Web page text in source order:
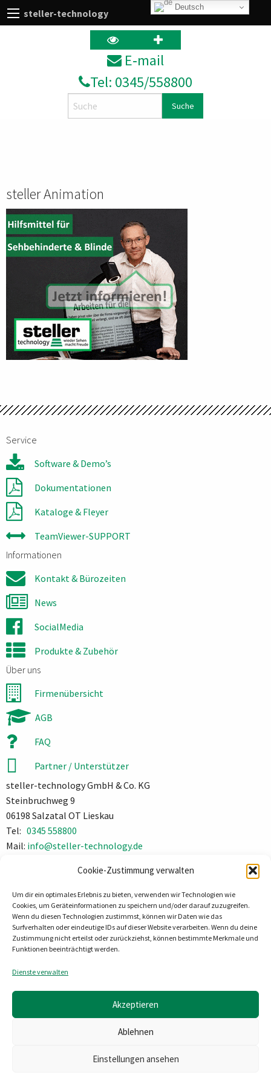
Cookie-Zustimmung verwalten
Um dir ein optimales Erlebnis zu bieten, verwenden wir Technologien wie
Cookies, um Geräteinformationen zu speichern und/oder darauf zuzugreifen.
Wenn du diesen Technologien zustimmst, können wir Daten wie das
Surfverhalten oder eindeutige IDs auf dieser Website verarbeiten. Wenn du deine
Zustimmung nicht erteilst oder zurückziehst, können bestimmte Merkmale und
Funktionen beeinträchtigt werden.
Dienste verwalten
Akzeptieren
Ablehnen
Einstellungen ansehen
steller-technology
E‑mail
Tel: 0345/558800
steller Animation
Service
Software & Demo’s
Dokumentationen
Kataloge & Fleyer
TeamViewer-SUPPORT
Informationen
Kontakt & Bürozeiten
News
SocialMedia
Produkte & Zubehör
Über uns
Firmenübersicht
AGB
FAQ
Partner / Unterstützer
steller-technology GmbH & Co. KG
Steinbruchweg 9
06198 Salzatal OT Lieskau
Tel: 0345 558800
Mail: info@steller-technology.de
Deutsch